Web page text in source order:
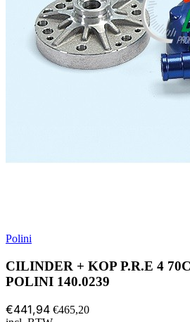
Polini
CILINDER + KOP P.R.E 4
POLINI 140.0239
€441,94 €465,20